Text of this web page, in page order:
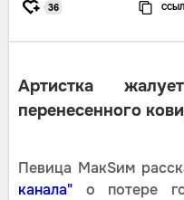
36
Артистка
перенесенного
Певица МакSим
канала" о потере